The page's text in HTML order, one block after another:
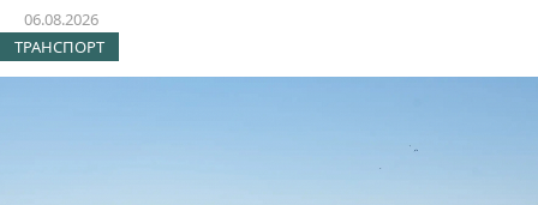
06.08.2026
ТРАНСПОРТ